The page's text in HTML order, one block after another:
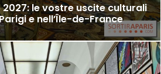
le vostre uscite culturali
e nell’Île-de-France